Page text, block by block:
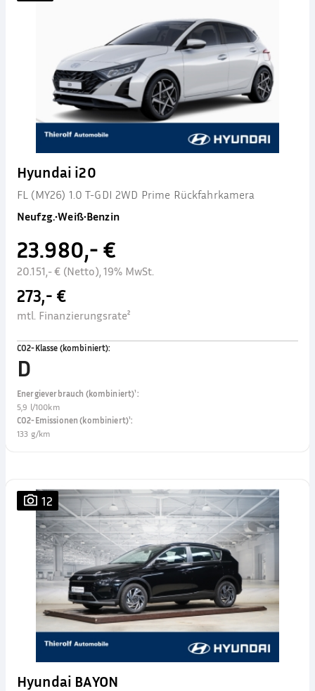
Hyundai i20
FL (MY26) 1.0 T-GDI 2WD Prime Rückfahrkamera
Neufzg.•Weiß•Benzin
23.980,- €
20.151,- € (Netto), 19% MwSt.
273,- €
mtl. Finanzierungsrate²
CO2-Klasse (kombiniert):
D
Energieverbrauch (kombiniert)¹:
5,9 l/100km
CO2-Emissionen (kombiniert)¹:
133 g/km
12
Hyundai BAYON